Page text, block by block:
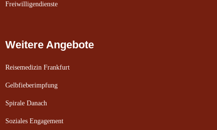
Freiwilligendienste
Weitere Angebote
Reisemedizin Frankfurt
Gelbfieberimpfung
Spirale Danach
Soziales Engagement